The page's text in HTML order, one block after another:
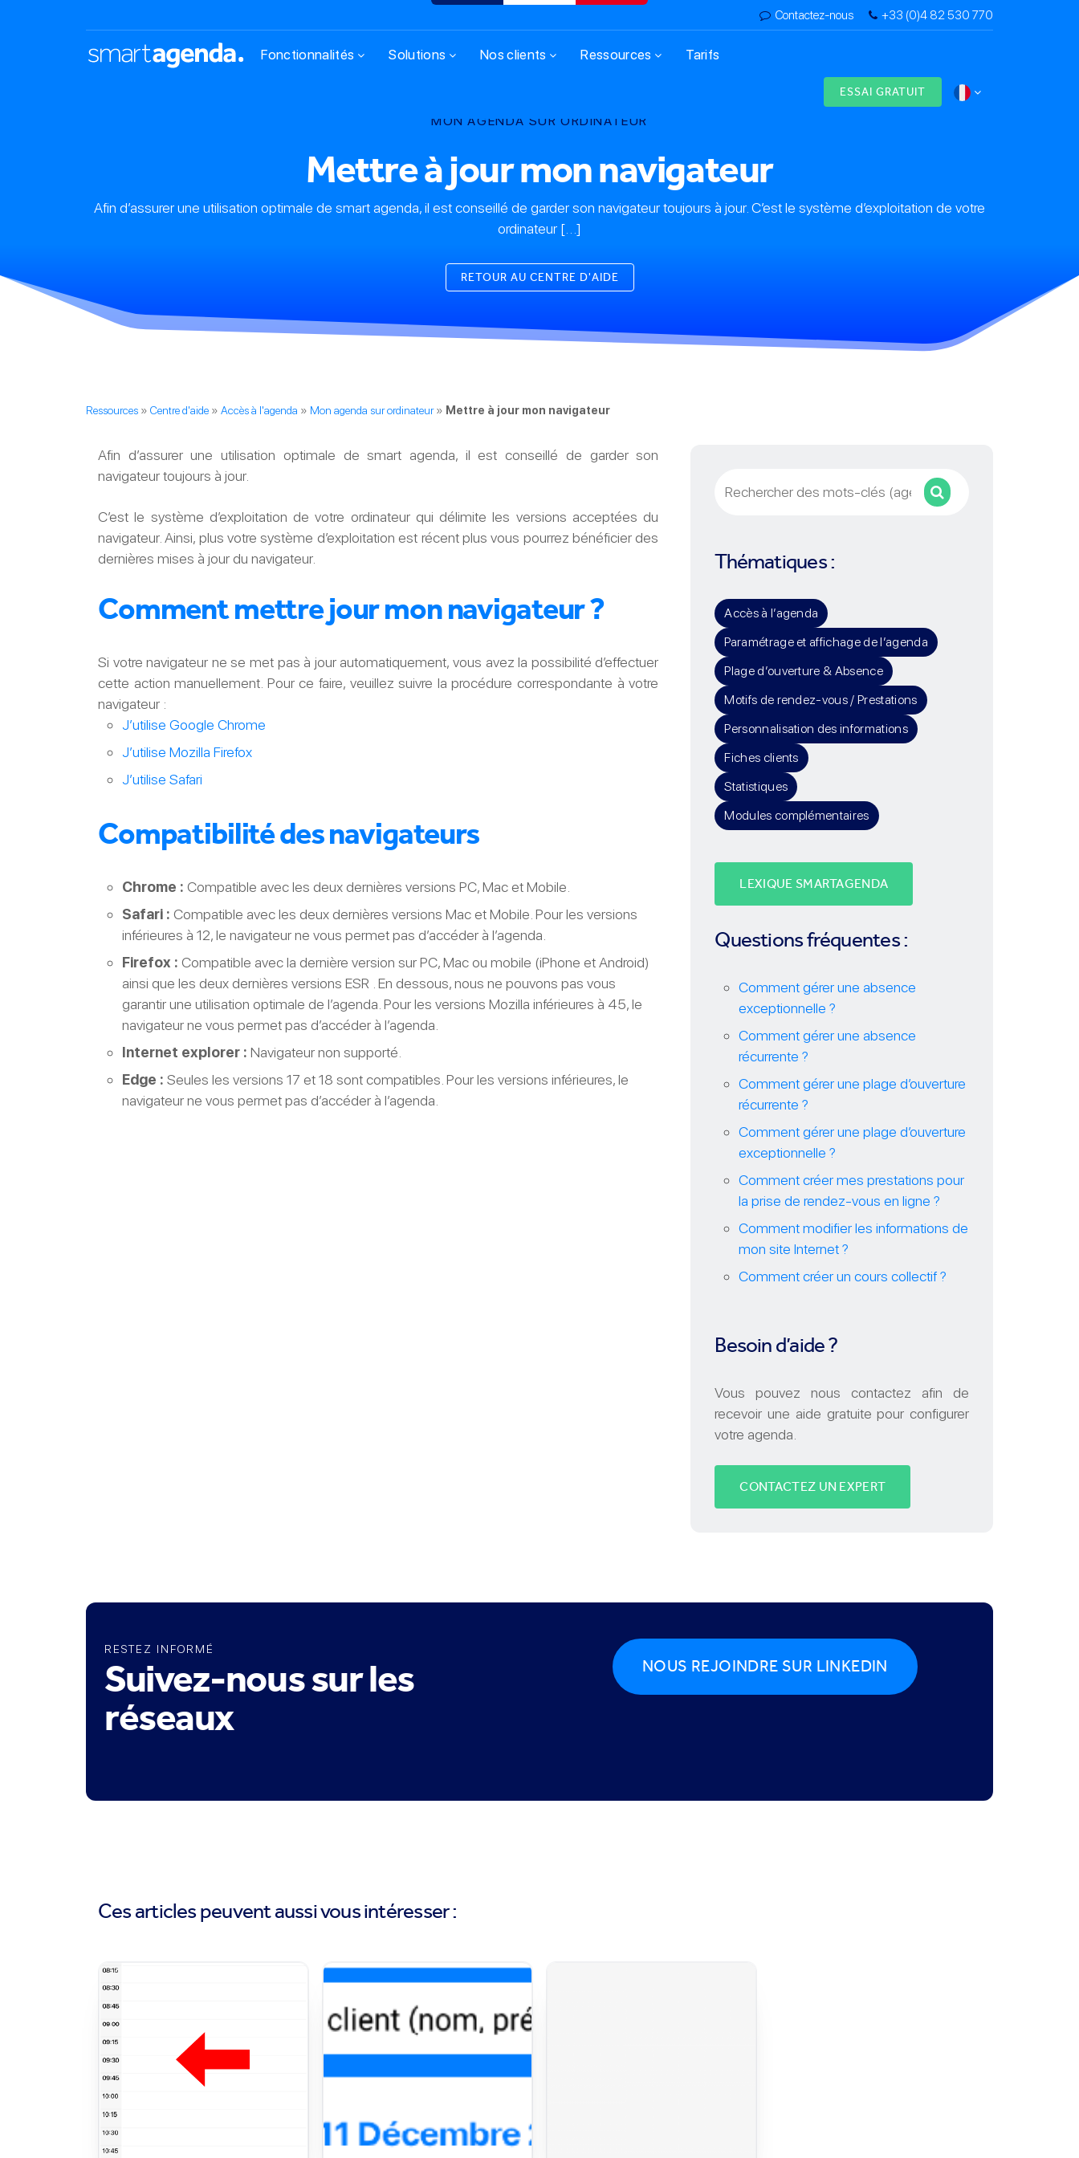
Contactez-nous +33 (0)4 82 530 770
Fonctionnalités Solutions Nos clients Ressources Tarifs
ESSAI GRATUIT
MON AGENDA SUR ORDINATEUR
Mettre à jour mon navigateur
Afin d’assurer une utilisation optimale de smart agenda, il est conseillé de garder son navigateur toujours à jour. C’est le système d’exploitation de votre
ordinateur […]
RETOUR AU CENTRE D'AIDE
Ressources » Centre d'aide » Accès à l'agenda » Mon agenda sur ordinateur» Mettre à jour mon navigateur
Afin d’assurer une utilisation optimale de smart agenda, il est conseillé de garder son
navigateur toujours à jour.
C’est le système d’exploitation de votre ordinateur qui délimite les versions acceptées du
navigateur. Ainsi, plus votre système d’exploitation est récent plus vous pourrez bénéficier des
dernières mises à jour du navigateur.
Comment mettre jour mon navigateur ?
Si votre navigateur ne se met pas à jour automatiquement, vous avez la possibilité d’effectuer
cette action manuellement. Pour ce faire, veuillez suivre la procédure correspondante à votre
navigateur :
J’utilise Google Chrome
J’utilise Mozilla Firefox
J’utilise Safari
Compatibilité des navigateurs
Chrome : Compatible avec les deux dernières versions PC, Mac et Mobile.
Safari : Compatible avec les deux dernières versions Mac et Mobile. Pour les versions
inférieures à 12, le navigateur ne vous permet pas d’accéder à l’agenda.
Firefox : Compatible avec la dernière version sur PC, Mac ou mobile (iPhone et Android)
ainsi que les deux dernières versions ESR . En dessous, nous ne pouvons pas vous
garantir une utilisation optimale de l’agenda. Pour les versions Mozilla inférieures à 45, le
navigateur ne vous permet pas d’accéder à l’agenda.
Internet explorer : Navigateur non supporté.
Edge : Seules les versions 17 et 18 sont compatibles. Pour les versions inférieures, le
navigateur ne vous permet pas d’accéder à l’agenda.
Thématiques :
Accès à l’agenda
Paramétrage et affichage de l’agenda
Plage d’ouverture & Absence
Motifs de rendez-vous / Prestations
Personnalisation des informations
Fiches clients
Statistiques
Modules complémentaires
LEXIQUE SMARTAGENDA
Questions fréquentes :
Comment gérer une absence
exceptionnelle ?
Comment gérer une absence
récurrente ?
Comment gérer une plage d’ouverture
récurrente ?
Comment gérer une plage d’ouverture
exceptionnelle ?
Comment créer mes prestations pour
la prise de rendez-vous en ligne ?
Comment modifier les informations de
mon site Internet ?
Comment créer un cours collectif ?
Besoin d’aide ?
Vous pouvez nous contactez afin de
recevoir une aide gratuite pour configurer
votre agenda.
CONTACTEZ UN EXPERT
RESTEZ INFORMÉ
Suivez-nous sur les
réseaux
NOUS REJOINDRE SUR LINKEDIN
Ces articles peuvent aussi vous intéresser :